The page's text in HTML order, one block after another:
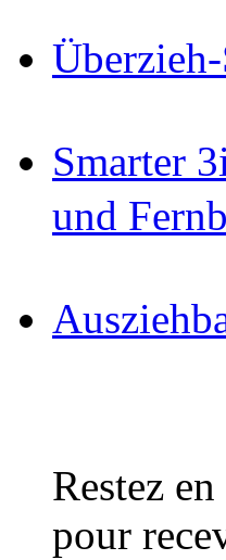
Smarter
und
Restez
pour